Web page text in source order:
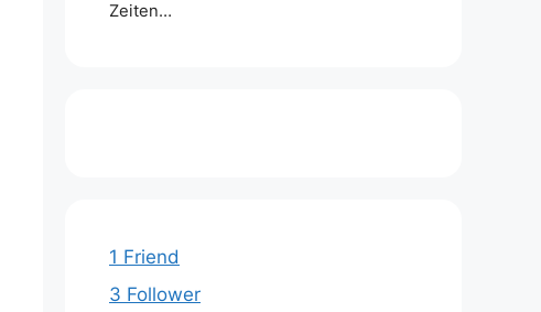
Zeiten…
1 Friend
3 Follower